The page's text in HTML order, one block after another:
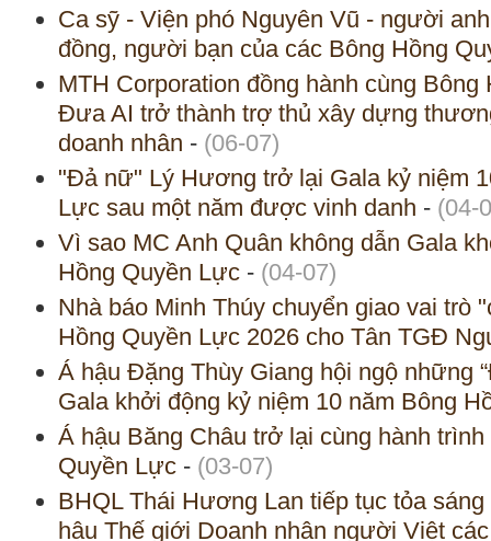
Ca sỹ - Viện phó Nguyên Vũ - người
đồng, người bạn của các Bông Hồng
MTH Corporation đồng hành cùng
Đưa AI trở thành trợ thủ xây dựng
doanh nhân - (06-07)
"Đả nữ" Lý Hương trở lại Gala kỷ niệm
Lực sau một năm được vinh danh - (04-
Vì sao MC Anh Quân không dẫn Gala
Hồng Quyền Lực - (04-07)
Nhà báo Minh Thúy chuyển giao vai trò
Hồng Quyền Lực 2026 cho Tân TGĐ
Á hậu Đặng Thùy Giang hội ngộ những
Gala khởi động kỷ niệm 10 năm Bông
Á hậu Băng Châu trở lại cùng hành
Quyền Lực - (03-07)
BHQL Thái Hương Lan tiếp tục tỏa
hậu Thế giới Doanh nhân người Việt